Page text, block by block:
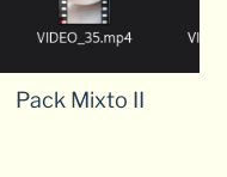
Pack Mixto II